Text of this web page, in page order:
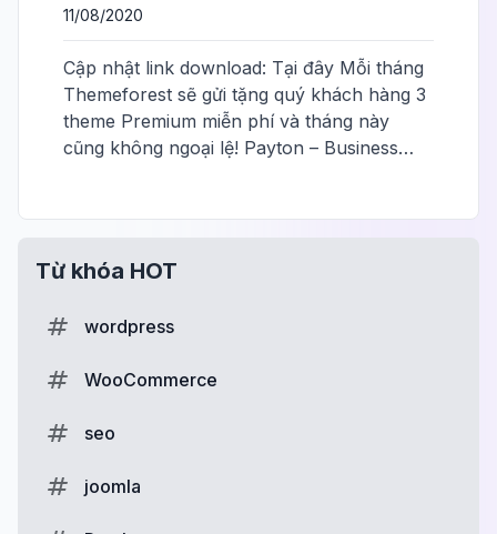
11/08/2020
Cập nhật link download: Tại đây Mỗi tháng
Themeforest sẽ gửi tặng quý khách hàng 3
theme Premium miễn phí và tháng này
cũng không ngoại lệ! Payton – Business…
Từ khóa HOT
wordpress
WooCommerce
seo
joomla